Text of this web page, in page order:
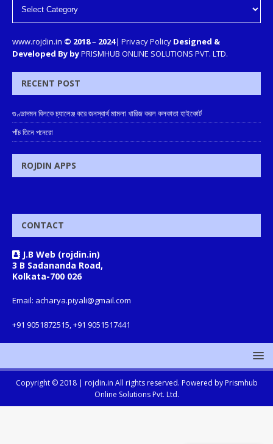
www.rojdin.in © 2018– 2024| Privacy Policy Designed &
Developed By byPRISMHUB ONLINE SOLUTIONS PVT. LTD.
RECENT POST
গুণ্ডাদমন বিলকে চ্যালেঞ্জ করে জনস্বার্থ মামলা খারিজ করল কলকাতা হাইকোর্ট
পাঁচ তিনে পনেরো
ROJDIN APPS
CONTACT
J.B Web (rojdin.in)
3 B Sadananda Road,
Kolkata-700 026
Email: acharya.piyali@gmail.com
+91 9051872515, +91 9051517441
Copyright © 2018 | rojdin.in All rights reserved. Powered by Prismhub
Online Solutions Pvt. Ltd.